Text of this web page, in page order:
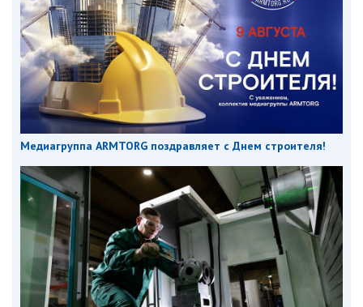
Медиагруппа ARMTORG поздравляет с Днем строителя!